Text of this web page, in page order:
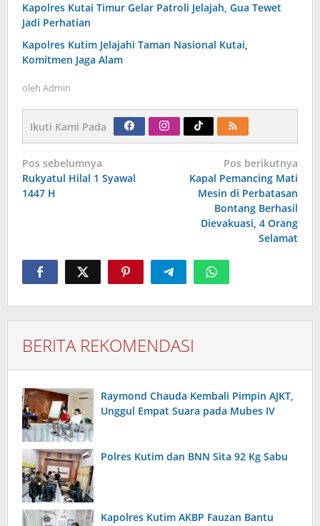
Kapolres Kutai Timur Gelar Patroli Jelajah, Gua Tewet
Jadi Perhatian
Kapolres Kutim Jelajahi Taman Nasional Kutai,
Komitmen Jaga Alam
oleh Admin
Ikuti Kami Pada
Navigasi
pos
Pos sebelumnya
Rukyatul Hilal 1 Syawal
1447 H
Pos berikutnya
Kapal Pemancing Mati
Mesin di Perbatasan
Bontang Berhasil
Dievakuasi, 4 Orang
Selamat
BERITA REKOMENDASI
Raymond Chauda Kembali Pimpin AJKT,
Unggul Empat Suara pada Mubes IV
Polres Kutim dan BNN Sita 92 Kg Sabu
Kapolres Kutim AKBP Fauzan Bantu